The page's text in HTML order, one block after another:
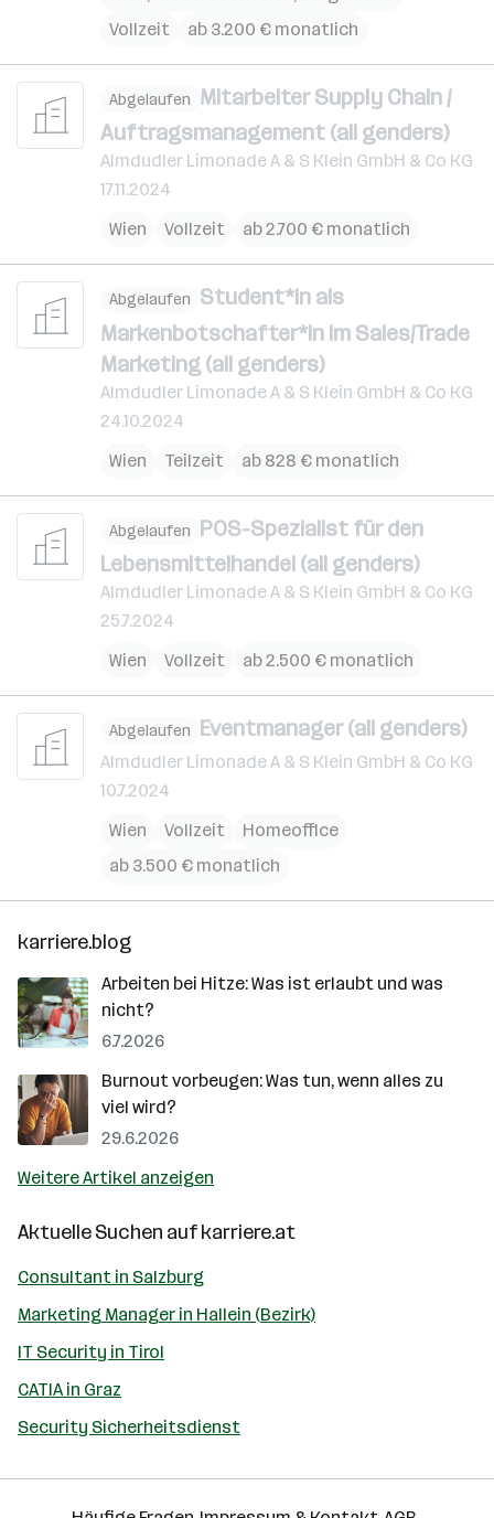
Vollzeit
ab 3.200 € monatlich
Abgelaufen Mitarbeiter Supply Chain /
Auftragsmanagement (all genders)
Almdudler Limonade A & S Klein GmbH & Co KG
17.11.2024
Wien
Vollzeit ab 2.700 € monatlich
Abgelaufen Student*in als
Markenbotschafter*in im Sales/Trade
Marketing (all genders)
Almdudler Limonade A & S Klein GmbH & Co KG
24.10.2024
Wien
Teilzeit ab 828 € monatlich
Abgelaufen POS-Spezialist für den
Lebensmittelhandel (all genders)
Almdudler Limonade A & S Klein GmbH & Co KG
25.7.2024
Wien
Vollzeit ab 2.500 € monatlich
Abgelaufen Eventmanager (all genders)
Almdudler Limonade A & S Klein GmbH & Co KG
10.7.2024
Wien
Vollzeit
Homeoffice
ab 3.500 € monatlich
karriere.blog
Arbeiten bei Hitze: Was ist erlaubt und was
nicht?
6.7.2026
Burnout vorbeugen: Was tun, wenn alles zu
viel wird?
29.6.2026
Weitere Artikel anzeigen
Aktuelle Suchen aufkarriere.at
Consultant in Salzburg
Marketing Manager in Hallein (Bezirk)
IT Security in Tirol
CATIA in Graz
Security Sicherheitsdienst